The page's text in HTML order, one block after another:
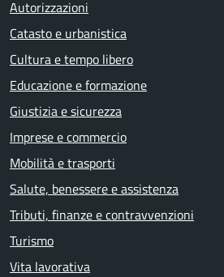
Autorizzazioni
Catasto e urbanistica
Cultura e tempo libero
Educazione e formazione
Giustizia e sicurezza
Imprese e commercio
Mobilità e trasporti
Salute, benessere e assistenza
Tributi, finanze e contravvenzioni
Turismo
Vita lavorativa